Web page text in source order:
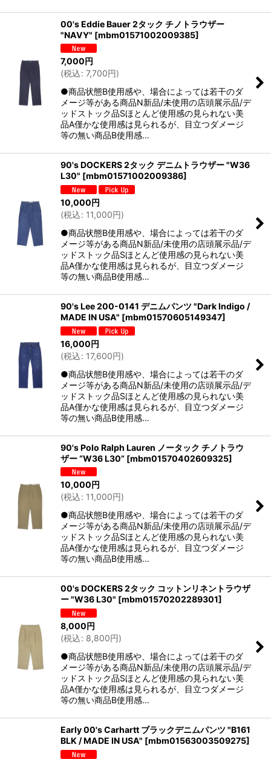
00's Eddie Bauer 2タック チノトラウザー
"NAVY" [mbm01571002009385]
7,000円
(税込: 7,700円)
●商品状態B使用感や、場合によっては若干のダ
メージ等がある商品N新品/未使用の店頭展示品/デ
ッドストック品Sほとんど使用感の見られない美
品A僅かな使用感は見られるが、目立つダメージ
等の無い商品B使用感…
90's DOCKERS 2タック デニムトラウザー "W36
L30" [mbm01571002009386]
10,000円
(税込: 11,000円)
●商品状態B使用感や、場合によっては若干のダ
メージ等がある商品N新品/未使用の店頭展示品/デ
ッドストック品Sほとんど使用感の見られない美
品A僅かな使用感は見られるが、目立つダメージ
等の無い商品B使用感…
90's Lee 200-0141 デニムパンツ "Dark Indigo /
MADE IN USA" [mbm01570605149347]
16,000円
(税込: 17,600円)
●商品状態B使用感や、場合によっては若干のダ
メージ等がある商品N新品/未使用の店頭展示品/デ
ッドストック品Sほとんど使用感の見られない美
品A僅かな使用感は見られるが、目立つダメージ
等の無い商品B使用感…
90's Polo Ralph Lauren ノータック チノトラウ
ザー “W36 L30” [mbm01570402609325]
10,000円
(税込: 11,000円)
●商品状態B使用感や、場合によっては若干のダ
メージ等がある商品N新品/未使用の店頭展示品/デ
ッドストック品Sほとんど使用感の見られない美
品A僅かな使用感は見られるが、目立つダメージ
等の無い商品B使用感…
00's DOCKERS 2タック コットンリネントラウザ
ー "W36 L30" [mbm01570202289301]
8,000円
(税込: 8,800円)
●商品状態B使用感や、場合によっては若干のダ
メージ等がある商品N新品/未使用の店頭展示品/デ
ッドストック品Sほとんど使用感の見られない美
品A僅かな使用感は見られるが、目立つダメージ
等の無い商品B使用感…
Early 00's Carhartt ブラックデニムパンツ "B161
BLK / MADE IN USA" [mbm01563003509275]